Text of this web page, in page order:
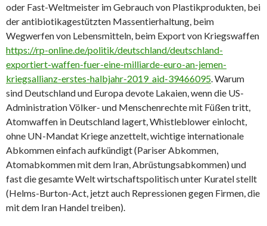
oder Fast-Weltmeister im Gebrauch von Plastikprodukten, bei
der antibiotikagestützten Massentierhaltung, beim
Wegwerfen von Lebensmitteln, beim Export von Kriegswaffen
https://rp-online.de/politik/deutschland/deutschland-
exportiert-waffen-fuer-eine-milliarde-euro-an-jemen-
kriegsallianz-erstes-halbjahr-2019_aid-39466095. Warum
sind Deutschland und Europa devote Lakaien, wenn die US-
Administration Völker- und Menschenrechte mit Füßen tritt,
Atomwaffen in Deutschland lagert, Whistleblower einlocht,
ohne UN-Mandat Kriege anzettelt, wichtige internationale
Abkommen einfach aufkündigt (Pariser Abkommen,
Atomabkommen mit dem Iran, Abrüstungsabkommen) und
fast die gesamte Welt wirtschaftspolitisch unter Kuratel stellt
(Helms-Burton-Act, jetzt auch Repressionen gegen Firmen, die
mit dem Iran Handel treiben).